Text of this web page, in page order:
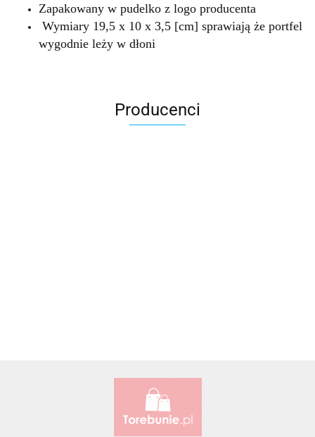
Zapakowany w pudelko z logo producenta
Wymiary 19,5 x 10 x 3,5 [cm] sprawiają że portfel
wygodnie leży w dłoni
Producenci
Alessandro Paoli